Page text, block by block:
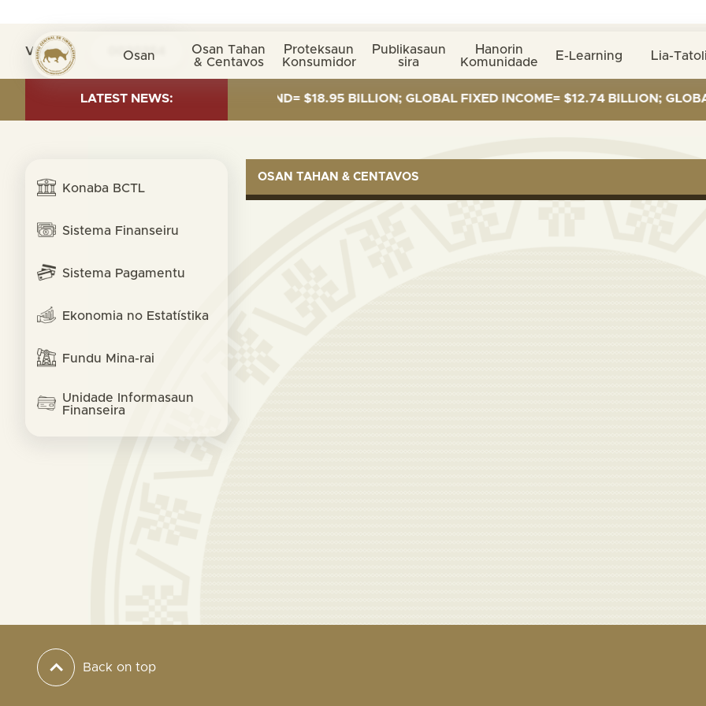
Osan Osan Tahan
& Centavos
Proteksaun
Konsumidor
Publikasaun
sira
Hanorin
Komunidade E-Learning Lia-Tatoli
Visita nº 0030354
LATEST NEWS:
AS OF 30 SEP. 2025: TOTAL FUND= $18.95 BILLION; GLOBAL FIXED INCOME= $12.74 BILLION; GLOBAL
Konaba BCTL
Sistema Finanseiru
Sistema Pagamentu
Ekonomia no Estatístika
Fundu Mina-rai
Unidade Informasaun
Finanseira
OSAN TAHAN & CENTAVOS
Back on top